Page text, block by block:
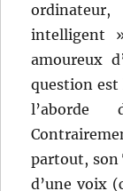
intelligent
amoureux
question est
l’aborde
partout, son
d’une voix